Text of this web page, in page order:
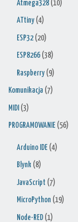
Atmega328 (10)
ATtiny (4)
ESP32 (20)
ESP8266 (38)
Raspberry (9)
Komunikacja (7)
MIDI (3)
PROGRAMOWANIE (56)
Arduino IDE (4)
Blynk (8)
JavaScript (7)
MicroPython (19)
Node-RED (1)